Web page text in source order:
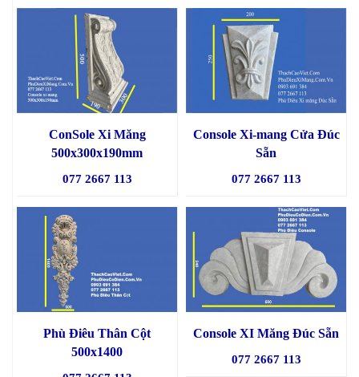
ConSole Xi Măng
500x300x190mm
077 2667 113
Console Xi-mang Cửa Đúc
Sẵn
077 2667 113
Phù Điêu Thân Cột
500x1400
Console XI Măng Đúc Sẵn
077 2667 113